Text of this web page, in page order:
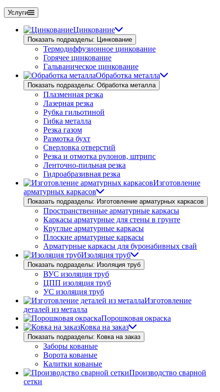
Услуги
Цинкование
Показать подразделы: Цинкование
Термодиффузионное цинкование
Горячее цинкование
Гальваническое цинкование
Обработка металла
Показать подразделы: Обработка металла
Плазменная резка
Лазерная резка
Рубка гильотиной
Гибка металла
Резка газом
Размотка бухт
Сверловка отверстий
Резка и отмотка рулонов, штрипс
Ленточно-пильная резка
Гидроабразивная резка
Изготовление
арматурных каркасов
Показать подразделы: Изготовление арматурных каркасов
Пространственные арматурные каркасы
Каркасы арматурные для стены в грунте
Круглые арматурные каркасы
Плоские арматурные каркасы
Арматурные каркасы для буронабивных свай
Изоляция труб
Показать подразделы: Изоляция труб
ВУС изоляция труб
ЦПП изоляция труб
УС изоляция труб
Изготовление
деталей из металла
Порошковая окраска
Ковка на заказ
Показать подразделы: Ковка на заказ
Заборы кованые
Ворота кованые
Калитки кованые
Производство сварной
сетки